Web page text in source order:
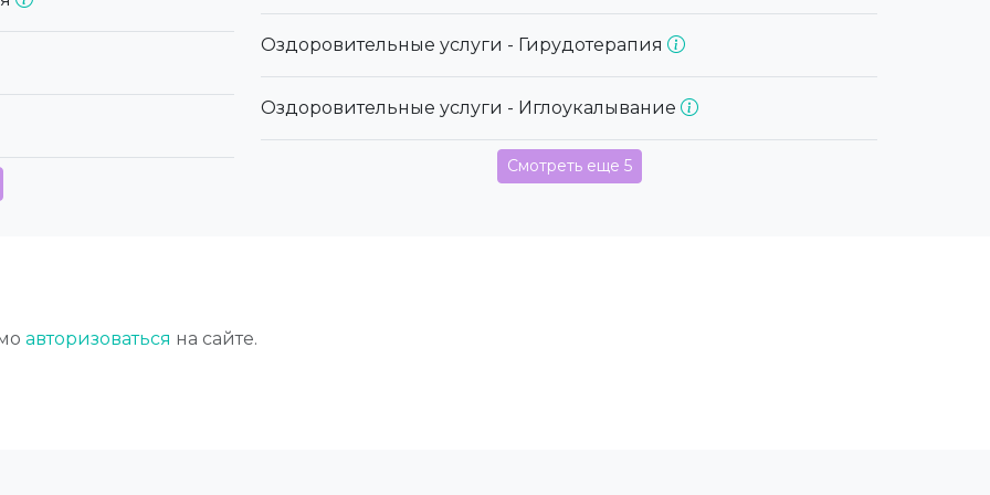
Оздоровительные услуги - Гирудотерапия
Оздоровительные услуги - Иглоукалывание
Смотреть еще 5
авторизоваться на сайте.